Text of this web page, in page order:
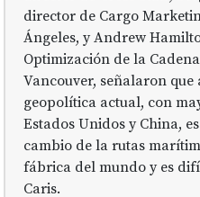
director de Cargo
Ángeles, y Andrew
Optimización de la
Vancouver, señalaron
geopolítica actual, con
Estados Unidos y China,
cambio de la rutas
fábrica del mundo y es
Caris.